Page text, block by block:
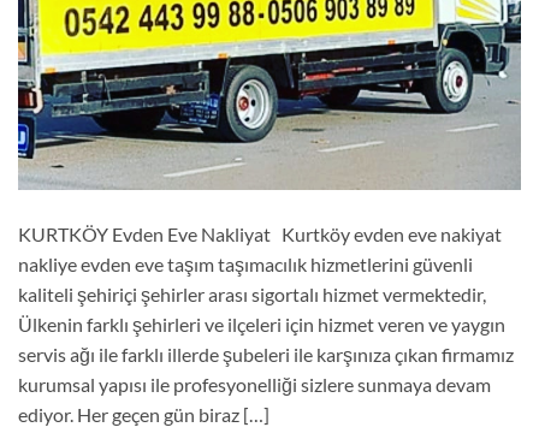
KURTKÖY Evden Eve Nakliyat Kurtköy evden eve nakiyat
nakliye evden eve taşım taşımacılık hizmetlerini güvenli
kaliteli şehiriçi şehirler arası sigortalı hizmet vermektedir,
Ülkenin farklı şehirleri ve ilçeleri için hizmet veren ve yaygın
servis ağı ile farklı illerde şubeleri ile karşınıza çıkan firmamız
kurumsal yapısı ile profesyonelliği sizlere sunmaya devam
ediyor. Her geçen gün biraz […]